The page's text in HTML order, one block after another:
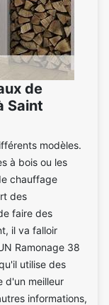
de
Saint
modèles.
à bois ou les
chauffage
des
faire des
il va falloir
Ramonage 38
utilise des
d'un meilleur
informations,